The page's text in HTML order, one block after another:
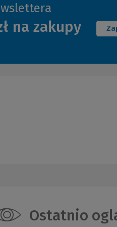
na zakupy
Ostatnio